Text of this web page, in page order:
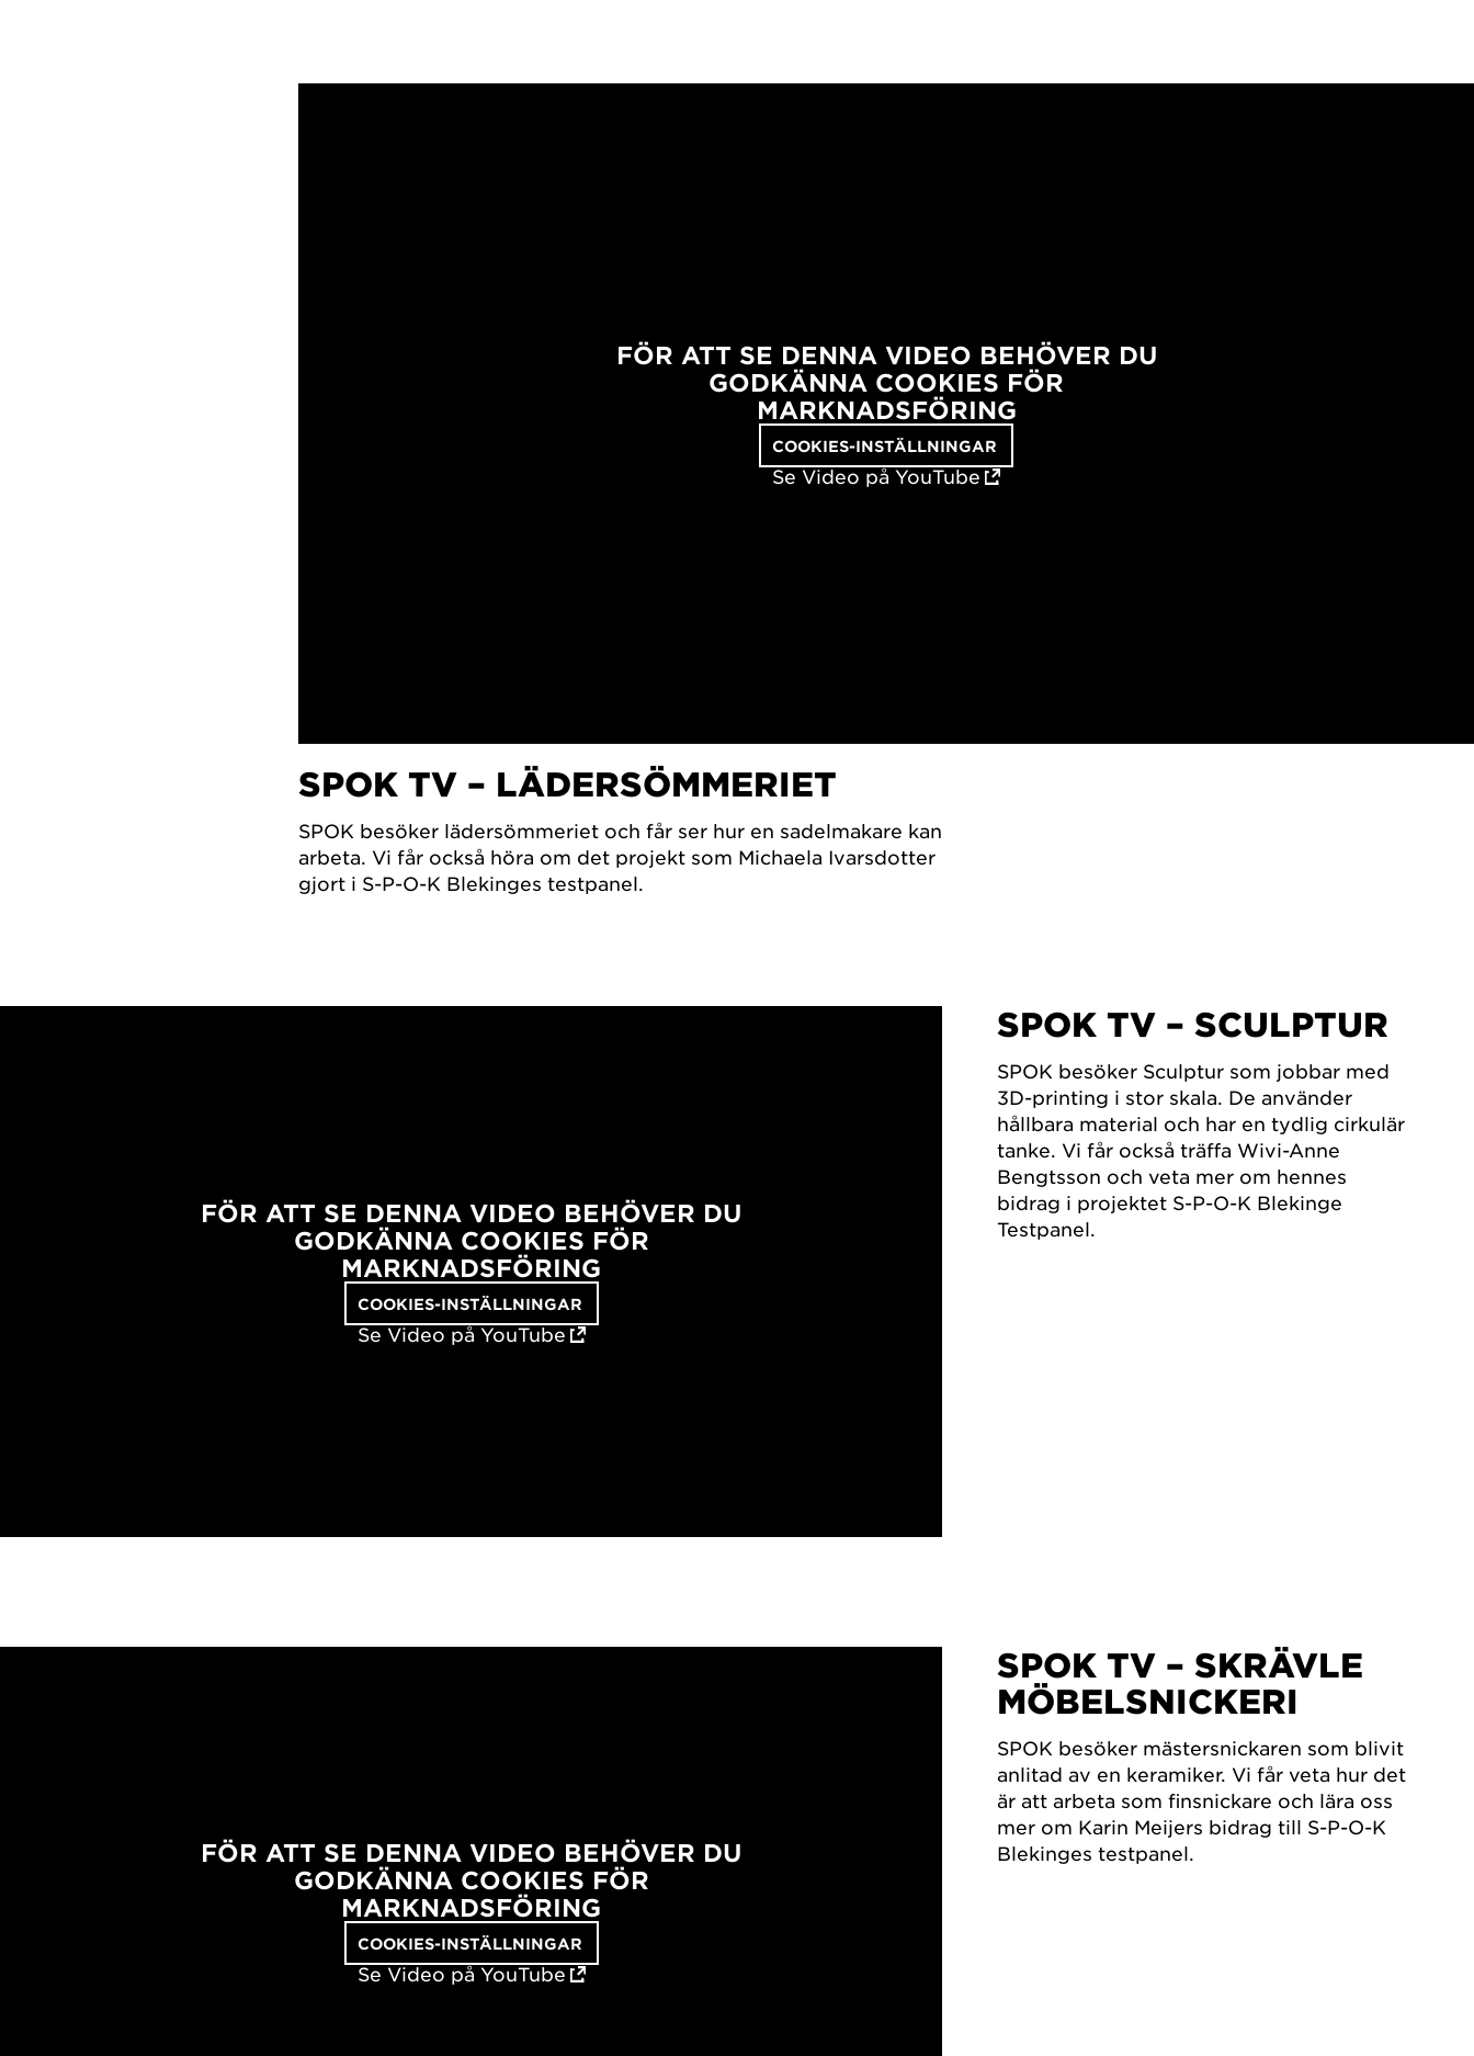
FÖR ATT SE DENNA VIDEO BEHÖVER DU
GODKÄNNA COOKIES FÖR
MARKNADSFÖRING
COOKIES-INSTÄLLNINGAR
Se Video på YouTube
SPOK TV – LÄDERSÖMMERIET
SPOK besöker lädersömmeriet och får ser hur en sadelmakare kan
arbeta. Vi får också höra om det projekt som Michaela Ivarsdotter
gjort i S-P-O-K Blekinges testpanel.
FÖR ATT SE DENNA VIDEO BEHÖVER DU
GODKÄNNA COOKIES FÖR
MARKNADSFÖRING
COOKIES-INSTÄLLNINGAR
Se Video på YouTube
SPOK TV – SCULPTUR
SPOK besöker Sculptur som jobbar med
3D-printing i stor skala. De använder
hållbara material och har en tydlig cirkulär
tanke. Vi får också träffa Wivi-Anne
Bengtsson och veta mer om hennes
bidrag i projektet S-P-O-K Blekinge
Testpanel.
FÖR ATT SE DENNA VIDEO BEHÖVER DU
GODKÄNNA COOKIES FÖR
MARKNADSFÖRING
COOKIES-INSTÄLLNINGAR
Se Video på YouTube
SPOK TV – SKRÄVLE
MÖBELSNICKERI
SPOK besöker mästersnickaren som blivit
anlitad av en keramiker. Vi får veta hur det
är att arbeta som finsnickare och lära oss
mer om Karin Meijers bidrag till S-P-O-K
Blekinges testpanel.